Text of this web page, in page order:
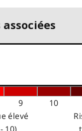
9 10
élevé